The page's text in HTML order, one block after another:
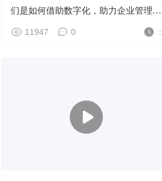
们是如何借助数字化，助力企业管理升
级？
11947 0 ::